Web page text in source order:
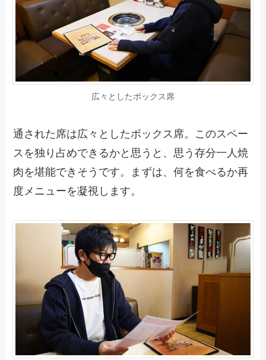
広々としたボックス席
通された席は広々としたボックス席。このスペー
スを独り占めできるかと思うと、思う存分一人焼
肉を堪能できそうです。まずは、何を食べるか再
度メニューを凝視します。